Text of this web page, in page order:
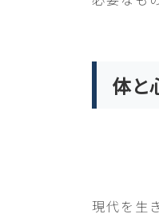
体と
現代を生